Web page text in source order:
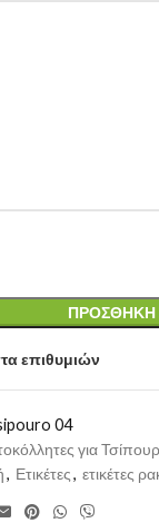
ΠΡΟΣΘΉΚΗ
επιθυμιών
04
για
, Ετικέτες, ετικέτες